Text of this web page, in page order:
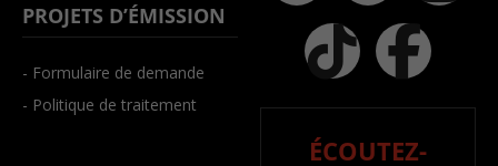
PROJETS D’ÉMISSION
- Formulaire de demande
- Politique de traitement
ÉCOUTEZ-